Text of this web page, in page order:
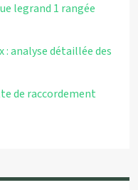
legrand 1 rangée
: analyse détaillée des
de raccordement